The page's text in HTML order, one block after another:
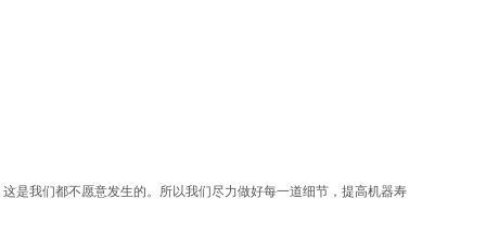
是我们都不愿意发生的。所以我们尽力做好每一道细节，提高机器寿